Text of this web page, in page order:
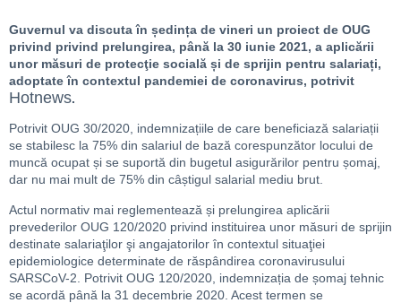
Guvernul va discuta în ședința de vineri un proiect de OUG
privind privind prelungirea, până la 30 iunie 2021, a aplicării
unor măsuri de protecţie socială și de sprijin pentru salariați,
adoptate în contextul pandemiei de coronavirus, potrivit
Hotnews.
Potrivit OUG 30/2020, indemnizațiile de care beneficiază salariații
se stabilesc la 75% din salariul de bază corespunzător locului de
muncă ocupat și se suportă din bugetul asigurărilor pentru șomaj,
dar nu mai mult de 75% din câștigul salarial mediu brut.
Actul normativ mai reglementează și prelungirea aplicării
prevederilor OUG 120/2020 privind instituirea unor măsuri de sprijin
destinate salariaţilor şi angajatorilor în contextul situaţiei
epidemiologice determinate de răspândirea coronavirusului
SARSCoV-2. Potrivit OUG 120/2020, indemnizația de șomaj tehnic
se acordă până la 31 decembrie 2020. Acest termen se